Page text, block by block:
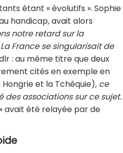
étant « évolutifs ». Sophie
handicap, avait alors
notre retard sur la
France se singularisait de
: au même titre que deux
cités en exemple en
et la Tchéquie), ce
des associations sur ce sujet.
avait été relayée par de